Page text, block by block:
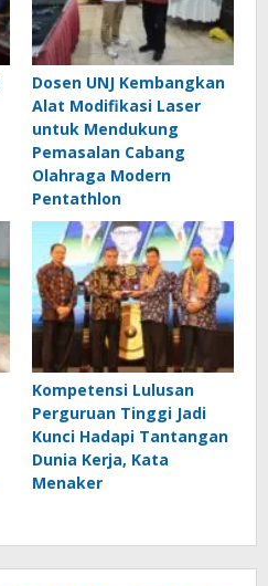
Dosen UNJ Kembangkan
Alat Modifikasi Laser
untuk Mendukung
Pemasalan Cabang
Olahraga Modern
Pentathlon
Kompetensi Lulusan
Perguruan Tinggi Jadi
Kunci Hadapi Tantangan
Dunia Kerja, Kata
Menaker